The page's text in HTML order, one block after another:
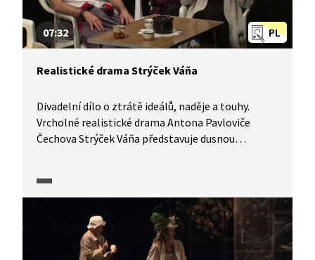
PL
07:32
Realistické drama Strýček Váňa
Divadelní dílo o ztrátě ideálů, naděje a touhy.
Vrcholné realistické drama Antona Pavloviče
Čechova Strýček Váňa představuje dusnou
Lepšíka, režie se ujal Ivan Buraj.